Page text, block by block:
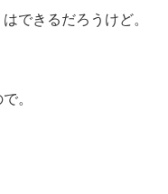
できるだろうけど。
。